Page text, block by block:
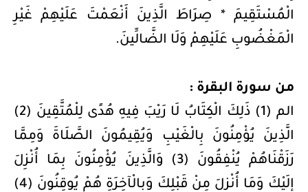
الْمُسْتَقِيمَ * صِرَاطَ الَّذِينَ أَنْعَمْتَ عَلَيْهِمْ غَيْرِ
الْمَغْضُوبِ عَلَيْهِمْ وَلَا الضَّالِّينَ.
من سورة البقرة :
الم (1) ذَلِكَ الْكِتَابُ لَا رَيْبَ فِيهِ هُدًى لِلْمُتَّقِينَ (2)
الَّذِينَ يُؤْمِنُونَ بِالْغَيْبِ وَيُقِيمُونَ الصَّلَاةَ وَمِمَّا
رَزَقْنَاهُمْ يُنْفِقُونَ (3) وَالَّذِينَ يُؤْمِنُونَ بِمَا أُنْزِلَ
إِلَيْكَ وَمَا أُنْزِلَ مِنْ قَبْلِكَ وَبِالْآخِرَةِ هُمْ يُوقِنُونَ (4)